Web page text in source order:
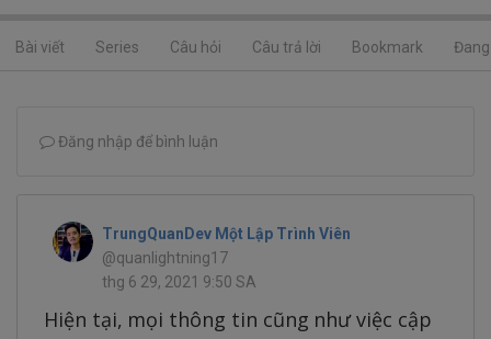
Bài viết Series Câu hỏi Câu trả lời Bookmark
Đăng nhập để bình luận
TrungQuanDev Một Lập Trình Viên
@quanlightning17
thg 6 29, 2021 9:50 SA
Hiện tại, mọi thông tin cũng như việc cập